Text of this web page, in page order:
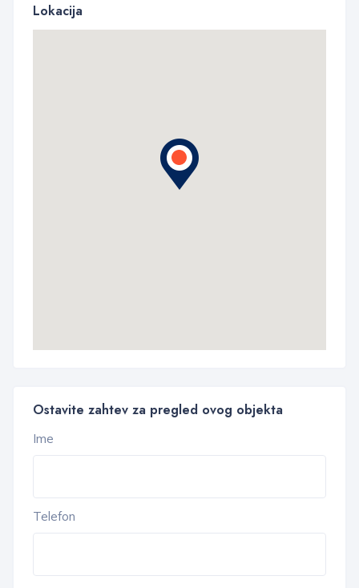
Lokacija
Ostavite zahtev za pregled ovog objekta
Ime
Telefon